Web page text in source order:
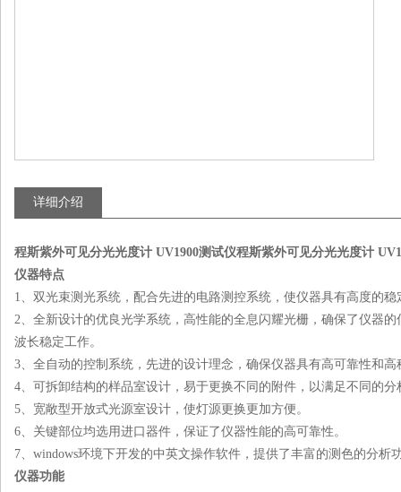
详细介绍
程斯紫外可见分光光度计 UV1900测试仪程斯紫外可见分光光度计
仪器特点
1、双光束测光系统，配合先进的电路测控系统，使仪器具有高度的
2、全新设计的优良光学系统，高性能的全息闪耀光栅，确保了仪器
波长稳定工作。
3、全自动的控制系统，先进的设计理念，确保仪器具有高可靠性和高
4、可拆卸结构的样品室设计，易于更换不同的附件，以满足不同的分
5、宽敞型开放式光源室设计，使灯源更换更加方便。
6、关键部位均选用进口器件，保证了仪器性能的高可靠性。
7、windows环境下开发的中英文操作软件，提供了丰富的测色的分析
仪器功能